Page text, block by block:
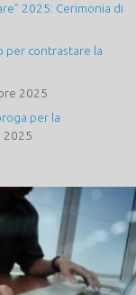
2025: Cerimonia di
per contrastare la
2025
per la
2025